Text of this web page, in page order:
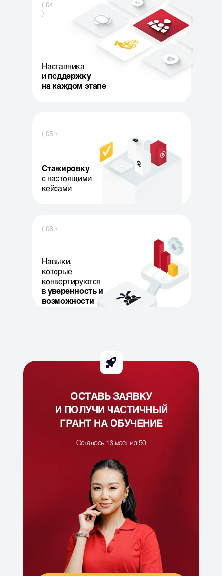
( 04
)
Наставника
и поддержку
на каждом этапе
( 05 )
Стажировку
с настоящими
кейсами
( 06 )
Навыки,
которые
конвертируются
в уверенность и
возможности
ОСТАВЬ ЗАЯВКУ
И ПОЛУЧИ ЧАСТИЧНЫЙ
ГРАНТ НА ОБУЧЕНИЕ
Осталось 13 мест из 50